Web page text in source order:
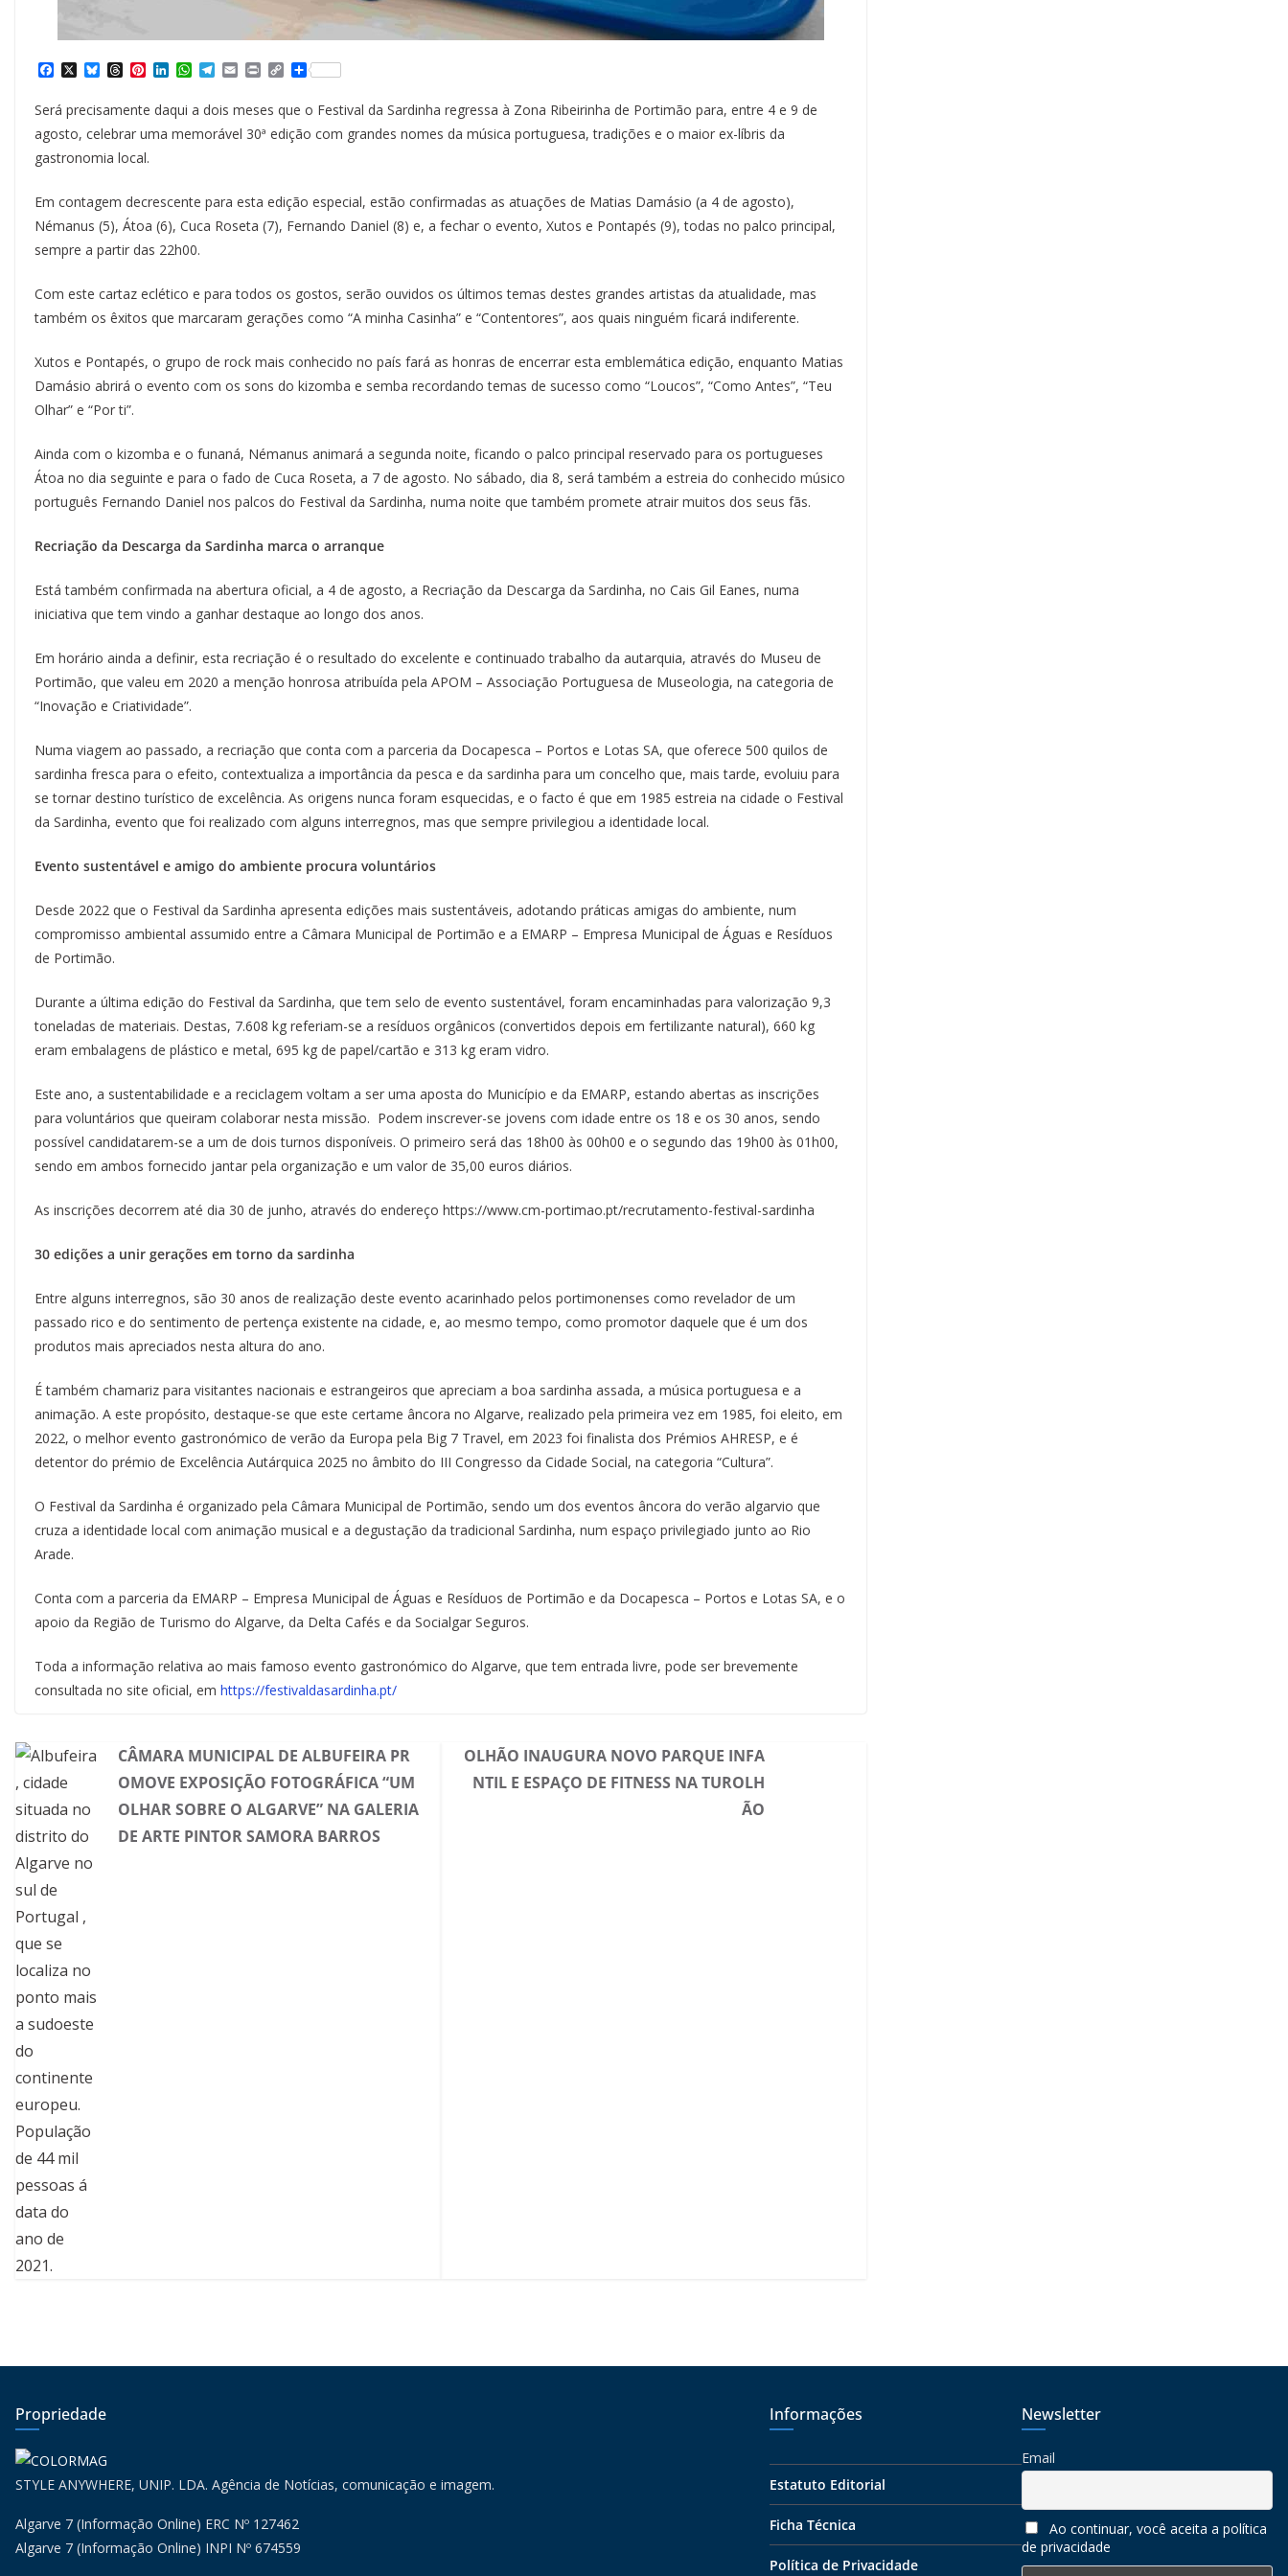
c
e
b
o
X B
e
s
y
T
e
a
s
P
t
e
e
L
k
e
W
t
s
T
e
g
E
i
l
P
n
t
C
y
L
S
r
e
Será precisamente daqui a dois meses que o Festival da Sardinha regressa à Zona Ribeirinha de Portimão para, entre 4 e 9 de
agosto, celebrar uma memorável 30ª edição com grandes nomes da música portuguesa, tradições e o maior ex-líbris da
gastronomia local.
Em contagem decrescente para esta edição especial, estão confirmadas as atuações de Matias Damásio (a 4 de agosto),
Némanus (5), Átoa (6), Cuca Roseta (7), Fernando Daniel (8) e, a fechar o evento, Xutos e Pontapés (9), todas no palco principal,
sempre a partir das 22h00.
Com este cartaz eclético e para todos os gostos, serão ouvidos os últimos temas destes grandes artistas da atualidade, mas
também os êxitos que marcaram gerações como “A minha Casinha” e “Contentores”, aos quais ninguém ficará indiferente.
Xutos e Pontapés, o grupo de rock mais conhecido no país fará as honras de encerrar esta emblemática edição, enquanto Matias
Damásio abrirá o evento com os sons do kizomba e semba recordando temas de sucesso como “Loucos”, “Como Antes”, “Teu
Olhar” e “Por ti”.
Ainda com o kizomba e o funaná, Némanus animará a segunda noite, ficando o palco principal reservado para os portugueses
Átoa no dia seguinte e para o fado de Cuca Roseta, a 7 de agosto. No sábado, dia 8, será também a estreia do conhecido músico
português Fernando Daniel nos palcos do Festival da Sardinha, numa noite que também promete atrair muitos dos seus fãs.
Recriação da Descarga da Sardinha marca o arranque
Está também confirmada na abertura oficial, a 4 de agosto, a Recriação da Descarga da Sardinha, no Cais Gil Eanes, numa
iniciativa que tem vindo a ganhar destaque ao longo dos anos.
Em horário ainda a definir, esta recriação é o resultado do excelente e continuado trabalho da autarquia, através do Museu de
Portimão, que valeu em 2020 a menção honrosa atribuída pela APOM – Associação Portuguesa de Museologia, na categoria de
“Inovação e Criatividade”.
Numa viagem ao passado, a recriação que conta com a parceria da Docapesca – Portos e Lotas SA, que oferece 500 quilos de
sardinha fresca para o efeito, contextualiza a importância da pesca e da sardinha para um concelho que, mais tarde, evoluiu para
se tornar destino turístico de excelência. As origens nunca foram esquecidas, e o facto é que em 1985 estreia na cidade o Festival
da Sardinha, evento que foi realizado com alguns interregnos, mas que sempre privilegiou a identidade local.
Evento sustentável e amigo do ambiente procura voluntários
Desde 2022 que o Festival da Sardinha apresenta edições mais sustentáveis, adotando práticas amigas do ambiente, num
compromisso ambiental assumido entre a Câmara Municipal de Portimão e a EMARP – Empresa Municipal de Águas e Resíduos
de Portimão.
Durante a última edição do Festival da Sardinha, que tem selo de evento sustentável, foram encaminhadas para valorização 9,3
toneladas de materiais. Destas, 7.608 kg referiam-se a resíduos orgânicos (convertidos depois em fertilizante natural), 660 kg
eram embalagens de plástico e metal, 695 kg de papel/cartão e 313 kg eram vidro.
Este ano, a sustentabilidade e a reciclagem voltam a ser uma aposta do Município e da EMARP, estando abertas as inscrições
para voluntários que queiram colaborar nesta missão. Podem inscrever-se jovens com idade entre os 18 e os 30 anos, sendo
possível candidatarem-se a um de dois turnos disponíveis. O primeiro será das 18h00 às 00h00 e o segundo das 19h00 às 01h00,
sendo em ambos fornecido jantar pela organização e um valor de 35,00 euros diários.
As inscrições decorrem até dia 30 de junho, através do endereço https://www.cm-portimao.pt/recrutamento-festival-sardinha
30 edições a unir gerações em torno da sardinha
Entre alguns interregnos, são 30 anos de realização deste evento acarinhado pelos portimonenses como revelador de um
passado rico e do sentimento de pertença existente na cidade, e, ao mesmo tempo, como promotor daquele que é um dos
produtos mais apreciados nesta altura do ano.
É também chamariz para visitantes nacionais e estrangeiros que apreciam a boa sardinha assada, a música portuguesa e a
animação. A este propósito, destaque-se que este certame âncora no Algarve, realizado pela primeira vez em 1985, foi eleito, em
2022, o melhor evento gastronómico de verão da Europa pela Big 7 Travel, em 2023 foi finalista dos Prémios AHRESP, e é
detentor do prémio de Excelência Autárquica 2025 no âmbito do III Congresso da Cidade Social, na categoria “Cultura”.
O Festival da Sardinha é organizado pela Câmara Municipal de Portimão, sendo um dos eventos âncora do verão algarvio que
cruza a identidade local com animação musical e a degustação da tradicional Sardinha, num espaço privilegiado junto ao Rio
Arade.
Conta com a parceria da EMARP – Empresa Municipal de Águas e Resíduos de Portimão e da Docapesca – Portos e Lotas SA, e o
apoio da Região de Turismo do Algarve, da Delta Cafés e da Socialgar Seguros.
Toda a informação relativa ao mais famoso evento gastronómico do Algarve, que tem entrada livre, pode ser brevemente
consultada no site oficial, em https://festivaldasardinha.pt/
CÂMARA MUNICIPAL DE ALBUFEIRA PR
OMOVE EXPOSIÇÃO FOTOGRÁFICA “UM
OLHAR SOBRE O ALGARVE” NA GALERIA
DE ARTE PINTOR SAMORA BARROS
OLHÃO INAUGURA NOVO PARQUE INFA
NTIL E ESPAÇO DE FITNESS NA TUROLH
ÃO
Propriedade
STYLE ANYWHERE, UNIP. LDA. Agência de Notícias, comunicação e imagem.
Algarve 7 (Informação Online) ERC Nº 127462
Algarve 7 (Informação Online) INPI Nº 674559
Informações
Estatuto Editorial
Ficha Técnica
Política de Privacidade
Newsletter
Email
Ao continuar, você aceita a política
de privacidade